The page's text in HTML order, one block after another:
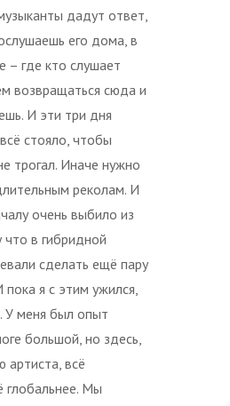
дадут ответ,
его дома, в
– где кто слушает
возвращаться сюда и
И эти три дня
стояло, чтобы
трогал. Иначе нужно
реколам. И
очень выбило из
в гибридной
сделать ещё пару
я с этим ужился,
У меня был опыт
большой, но здесь,
артиста, всё
глобальнее. Мы